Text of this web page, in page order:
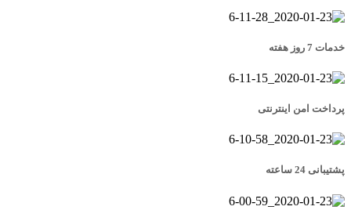
خدمات 7 روز هفته
پرداخت امن اینترنتی
پشتیبانی 24 ساعته